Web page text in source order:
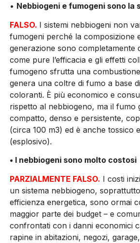
• Nebbiogeni e fumogeni sono la
FALSO. I sistemi nebbiogeni non
fumogeni perché la composizione
generazione sono completamente
come pure l’efficacia e gli effetti
fumogeno sfrutta una
genera una coltre di fumo a base
coloranti. È più economico e
rispetto al nebbiogeno, ma il fumo
compatto, denso e persistente,
(circa 100 m3) ed è anche tossico
(esplosivo).
• I nebbiogeni sono molto costosi
PARZIALMENTE FALSO. I costi
un sistema nebbiogeno,
efficienza energetica, sono ormai
maggior parte dei budget – e
confrontati con i danni economici
rapine in abitazioni, negozi,